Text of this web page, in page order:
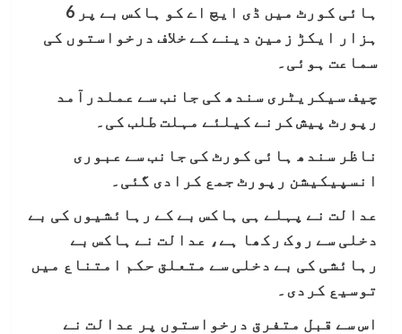
ہائی کورٹ میں ڈی ایچ اے کو ہاکس بے پر 6
ہزار ایکڑ زمین دینے کے خلاف درخواستوں کی
سماعت ہوئی۔
چیف سیکریٹری سندھ کی جانب سے عملدرآمد
رپورٹ پیش کرنے کیلئے مہلت طلب کی۔
ناظر سندھ ہائی کورٹ کی جانب سے عبوری
انسپیکیشن رپورٹ جمع کرادی گئی۔
عدالت نے پہلے ہی ہاکس بے کے رہائشیوں کی بے
دخلی سے روک رکھا ہے، عدالت نے ہاکس بے
رہائشی کی بے دخلی سے متعلق حکم امتناع میں
توسیع کردی۔
اس سے قبل متفرق درخواستوں پر عدالت نے